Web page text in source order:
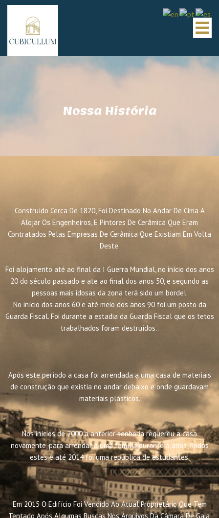
Nossa História
Construído Cerca De 1820, Foi Destinado No Andar De Cima A
Alojar Os Engenheiros, E Pintores De Cerâmica Que Eram
Contratados Pelas Empresas De Cerâmica Que Existiam Em Volta
Deste.
Foi alojamento até ao final da I Guerra Mundial, no início dos anos
20 do século passado e ate ao final dos anos 50, e segundo as
pessoas mais idosas da zona terá sido um bordel.
No início dos anos 60 e até meio dos anos 90 foi um posto da
Guarda Fiscal. Foi durante a estadia da Guarda Fiscal que os tetos
trabalhados foram destruídos..
Após este período a casa foi arrendada a uma casa de materiais
de construção que existia no andar debaixo e onde guardavam
materiais plásticos.
Nos inícios de 2000 a anterior senhoria requereu a casa
novamente, para arrendar a uma família durante 3 anos, findos
estes e até 2014 foi uma república de estudantes.
Em 2015 O Edifício Foi Vendido Ao Atual Proprietário Que Tem
Tentado Após Algumas Buscas Nos Arquivos Da Câmara De Gaia,